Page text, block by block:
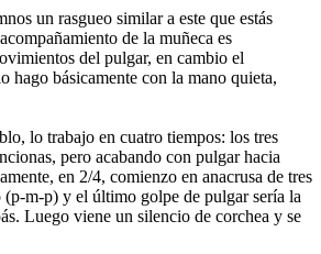
un rasgueo similar a este que estás
de la muñeca es
del pulgar, en cambio el
hago básicamente con la mano quieta,
lo trabajo en cuatro tiempos: los tres
pero acabando con pulgar hacia
en 2/4, comienzo en anacrusa de tres
(p-m-p) y el último golpe de pulgar sería la
Luego viene un silencio de corchea y se